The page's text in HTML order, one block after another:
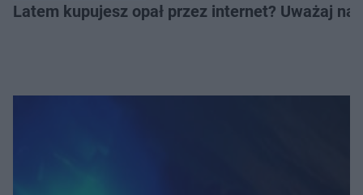
Latem kupujesz opał przez internet? Uważaj na